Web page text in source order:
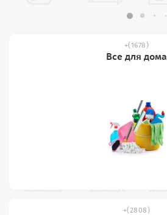
(1678)
Все для дома
(2808)